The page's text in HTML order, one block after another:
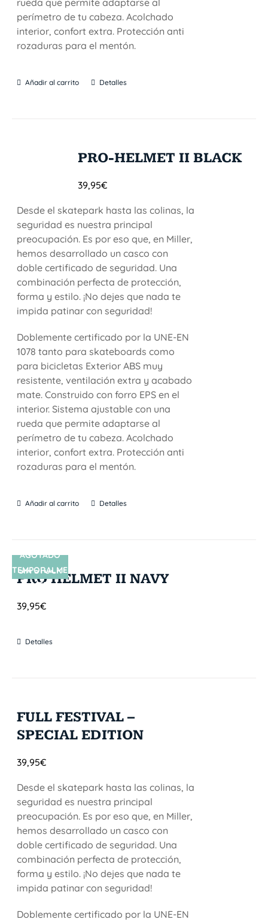
rueda que permite adaptarse al
perímetro de tu cabeza. Acolchado
interior, confort extra. Protección anti
rozaduras para el mentón.
Añadir al carrito Detalles
PRO-HELMET II BLACK
39,95€
Desde el skatepark hasta las colinas, la
seguridad es nuestra principal
preocupación. Es por eso que, en Miller,
hemos desarrollado un casco con
doble certificado de seguridad. Una
combinación perfecta de protección,
forma y estilo. ¡No dejes que nada te
impida patinar con seguridad!
Doblemente certificado por la UNE-EN
1078 tanto para skateboards como
para bicicletas Exterior ABS muy
resistente, ventilación extra y acabado
mate. Construido con forro EPS en el
interior. Sistema ajustable con una
rueda que permite adaptarse al
perímetro de tu cabeza. Acolchado
interior, confort extra. Protección anti
rozaduras para el mentón.
Añadir al carrito Detalles
SIN STOCK
AGOTADO
TEMPORALME
NTE
PRO HELMET II NAVY
39,95€
Detalles
FULL FESTIVAL –
SPECIAL EDITION
39,95€
Desde el skatepark hasta las colinas, la
seguridad es nuestra principal
preocupación. Es por eso que, en Miller,
hemos desarrollado un casco con
doble certificado de seguridad. Una
combinación perfecta de protección,
forma y estilo. ¡No dejes que nada te
impida patinar con seguridad!
Doblemente certificado por la UNE-EN